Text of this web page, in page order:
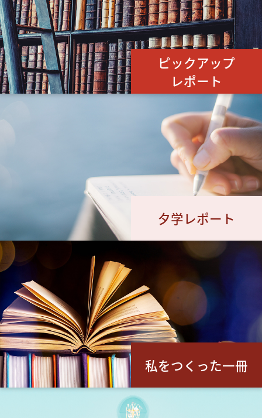
ピックアップ
レポート
夕学レポート
私をつくった一冊